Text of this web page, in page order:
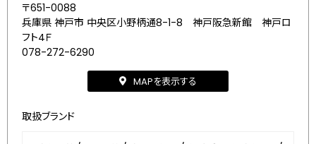
〒651-0088
兵庫県 神戸市 中央区小野柄通8-1-8 神戸阪急新館 神戸ロ
フト4Ｆ
078-272-6290
MAPを表示する
取扱ブランド